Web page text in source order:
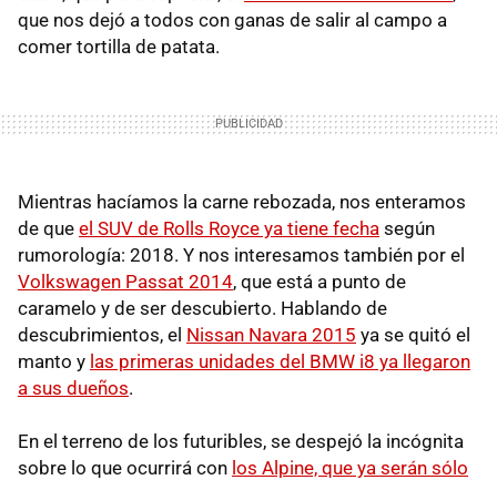
que nos dejó a todos con ganas de salir al campo a
comer tortilla de patata.
Mientras hacíamos la carne rebozada, nos enteramos
de que el SUV de Rolls Royce ya tiene fecha según
rumorología: 2018. Y nos interesamos también por el
Volkswagen Passat 2014, que está a punto de
caramelo y de ser descubierto. Hablando de
descubrimientos, el Nissan Navara 2015 ya se quitó el
manto y las primeras unidades del BMW i8 ya llegaron
a sus dueños.
En el terreno de los futuribles, se despejó la incógnita
sobre lo que ocurrirá con los Alpine, que ya serán sólo